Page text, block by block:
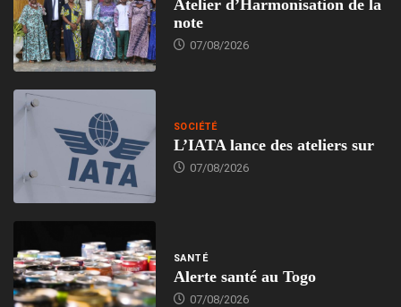
Atelier d’Harmonisation de la
note
07/08/2026
SOCIÉTÉ
L’IATA lance des ateliers sur
07/08/2026
SANTÉ
Alerte santé au Togo
07/08/2026